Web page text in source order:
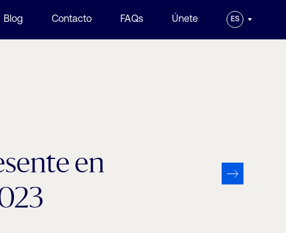
Blog Contacto FAQs Únete ES
en